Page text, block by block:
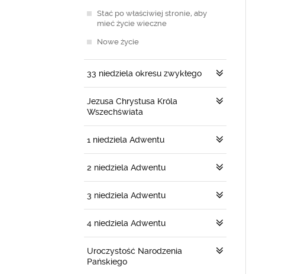
Stać po właściwiej stronie, aby
mieć życie wieczne
Nowe życie
33 niedziela okresu zwykłego
Jezusa Chrystusa Króla
Wszechświata
1 niedziela Adwentu
2 niedziela Adwentu
3 niedziela Adwentu
4 niedziela Adwentu
Uroczystość Narodzenia
Pańskiego